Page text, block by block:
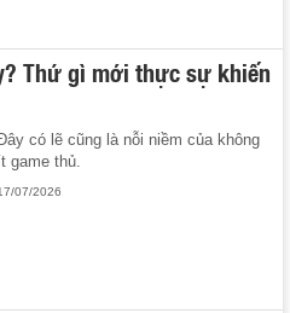
Thứ gì mới thực sự khiến
có lẽ cũng là nỗi niềm của không
game thủ.
07/2026